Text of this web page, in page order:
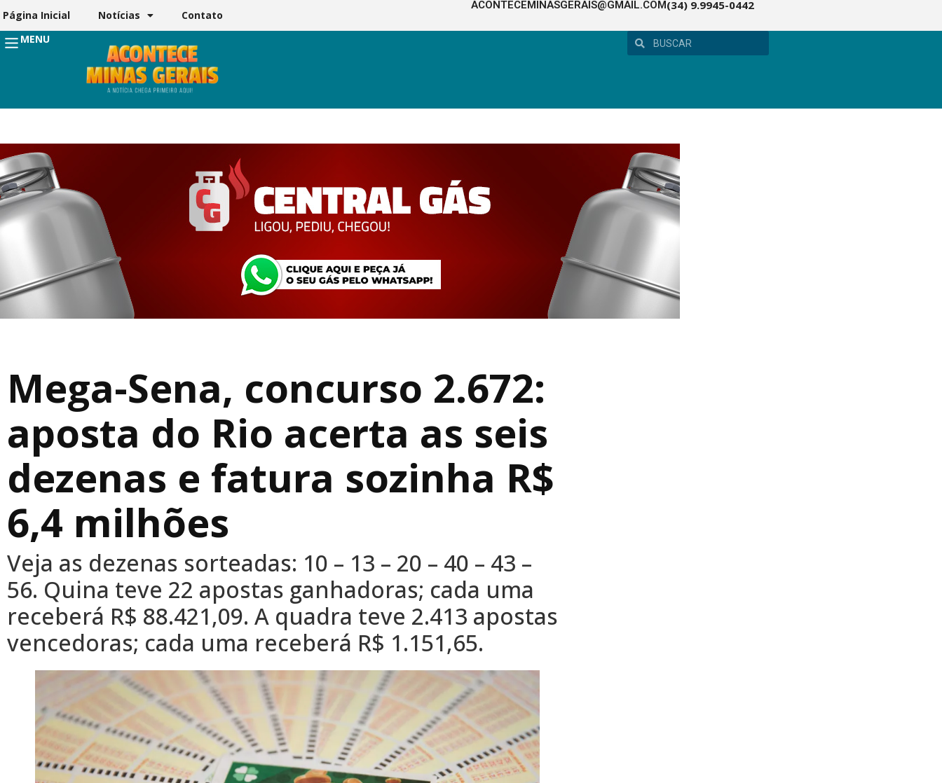
Página Inicial Notícias Contato
ACONTECEMINASGERAIS@GMAIL.COM(34) 9.9945-0442
MENU
Mega-Sena, concurso 2.672:
aposta do Rio acerta as seis
dezenas e fatura sozinha R$
6,4 milhões
Veja as dezenas sorteadas: 10 – 13 – 20 – 40 – 43 –
56. Quina teve 22 apostas ganhadoras; cada uma
receberá R$ 88.421,09. A quadra teve 2.413 apostas
vencedoras; cada uma receberá R$ 1.151,65.